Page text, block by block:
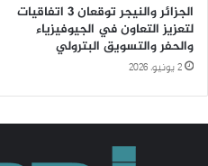
الجزائر والنيجر توقعان 3 اتفاقيات
لتعزيز التعاون في الجيوفيزياء
والحفر والتسويق البترولي
2 يونيو، 2026